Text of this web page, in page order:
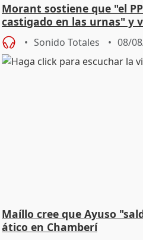
Morant sostiene que "el
castigado en las urnas" y
cambio"
Sonido Totales 08/
Maíllo cree que Ayuso
ático en Chamberí